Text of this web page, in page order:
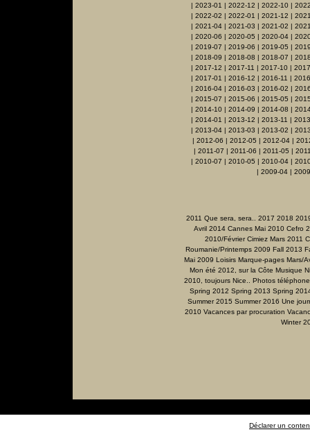
| 2023-01 | 2022-12 | 2022-10|
| 2022-02 | 2022-01 | 2021-12 |
| 2021-04| 2021-03 | 2021-02 |
| 2020-06 | 2020-05 | 2020-04 |
| 2019-07 | 2019-06 | 2019-05 |
| 2018-09 | 2018-08 | 2018-07 |
| 2017-12 | 2017-11 | 2017-10 |
| 2017-01 | 2016-12 | 2016-11 |
| 2016-04 | 2016-03 | 2016-02 |
| 2015-07 | 2015-06 | 2015-05 |
| 2014-10| 2014-09 | 2014-08 |
| 2014-01 | 2013-12 | 2013-11 |
| 2013-04 | 2013-03 | 2013-02 |
| 2012-06 | 2012-05 | 2012-04 |
| 2011-07 | 2011-06 | 2011-05 |
| 2010-07 | 2010-05 | 2010-04 |
| 2009-04 |
2011 Que sera, sera.. 2017 2018
Avril 2014 Cannes Mai 2010 Cefro
2010/Février Cimiez Mars 2011
Roumanie/Printemps 2009 Fall 2013
Mai 2009 Loisirs Marque-pages Mars/
Mon été 2012, sur la Côte Musique
2010, toujours Nice.. Photos téléphone
Spring 2012 Spring 2013 Spring
Summer 2015 Summer 2016 Une
2010 Vacances par procuration
Winter
Déclarer un